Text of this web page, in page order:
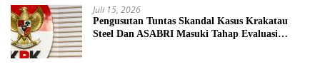
Juli 15, 2026
Pengusutan Tuntas Skandal Kasus Krakatau
Steel Dan ASABRI Masuki Tahap Evaluasi